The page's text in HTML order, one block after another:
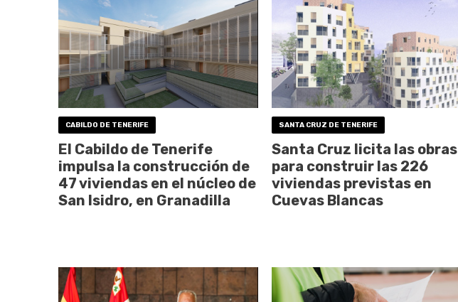
CABILDO DE TENERIFE
El Cabildo de Tenerife
impulsa la construcción de
47 viviendas en el núcleo de
San Isidro, en Granadilla
SANTA CRUZ DE TENERIFE
Santa Cruz licita las obras
para construir las 226
viviendas previstas en
Cuevas Blancas